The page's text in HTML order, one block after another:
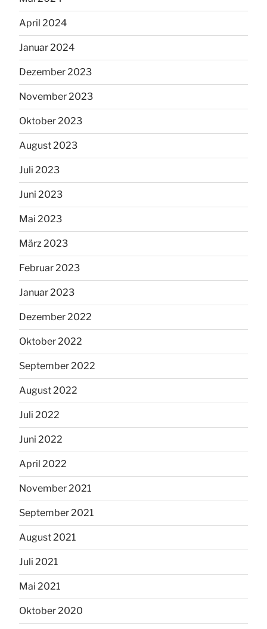
April 2024
Januar 2024
Dezember 2023
November 2023
Oktober 2023
August 2023
Juli 2023
Juni 2023
Mai 2023
März 2023
Februar 2023
Januar 2023
Dezember 2022
Oktober 2022
September 2022
August 2022
Juli 2022
Juni 2022
April 2022
November 2021
September 2021
August 2021
Juli 2021
Mai 2021
Oktober 2020